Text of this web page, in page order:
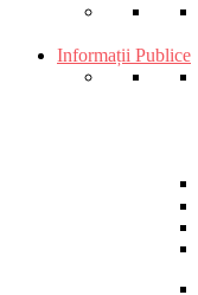
Informații Publice